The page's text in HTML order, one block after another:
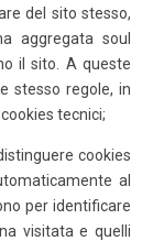
del sito stesso,
aggregata soul
il sito. A queste
stesso regole, in
tecnici;
cookies
al
per identificare
visitata e quelli